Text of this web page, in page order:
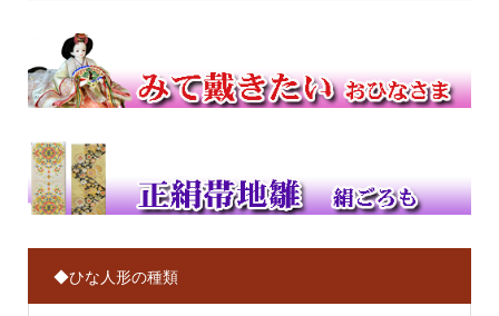
◆ひな人形の種類